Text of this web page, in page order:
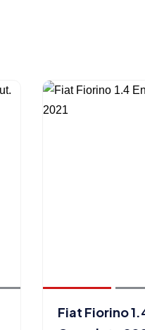
Fiat Fiorino